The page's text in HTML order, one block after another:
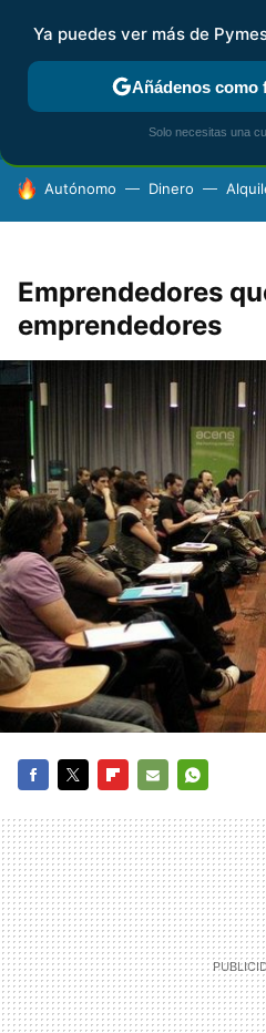
FISCALIDAD Y CONTABILIDAD
HOY SE HABLA DE
Autónomo Dinero
Emprendedores
emprendedores
MAIL
Ya puedes ver más de
Añádenos como
Solo necesitas una